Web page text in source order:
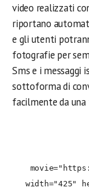
video realizzati
riportano
e gli utenti
fotografie per
Sms e i messaggi
sottoforma di
facilmente da una
width="425"